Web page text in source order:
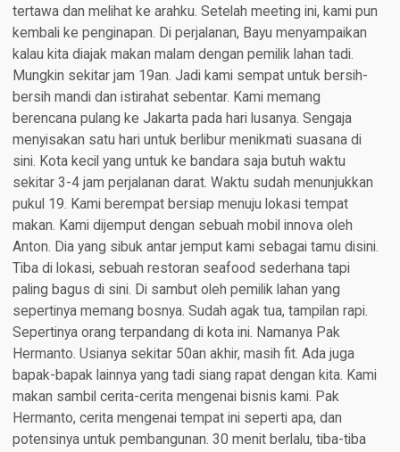
tertawa dan melihat ke arahku. Setelah meeting ini, kami pun
kembali ke penginapan. Di perjalanan, Bayu menyampaikan
kalau kita diajak makan malam dengan pemilik lahan tadi.
Mungkin sekitar jam 19an. Jadi kami sempat untuk bersih-
bersih mandi dan istirahat sebentar. Kami memang
berencana pulang ke Jakarta pada hari lusanya. Sengaja
menyisakan satu hari untuk berlibur menikmati suasana di
sini. Kota kecil yang untuk ke bandara saja butuh waktu
sekitar 3-4 jam perjalanan darat. Waktu sudah menunjukkan
pukul 19. Kami berempat bersiap menuju lokasi tempat
makan. Kami dijemput dengan sebuah mobil innova oleh
Anton. Dia yang sibuk antar jemput kami sebagai tamu disini.
Tiba di lokasi, sebuah restoran seafood sederhana tapi
paling bagus di sini. Di sambut oleh pemilik lahan yang
sepertinya memang bosnya. Sudah agak tua, tampilan rapi.
Sepertinya orang terpandang di kota ini. Namanya Pak
Hermanto. Usianya sekitar 50an akhir, masih fit. Ada juga
bapak-bapak lainnya yang tadi siang rapat dengan kita. Kami
makan sambil cerita-cerita mengenai bisnis kami. Pak
Hermanto, cerita mengenai tempat ini seperti apa, dan
potensinya untuk pembangunan. 30 menit berlalu, tiba-tiba